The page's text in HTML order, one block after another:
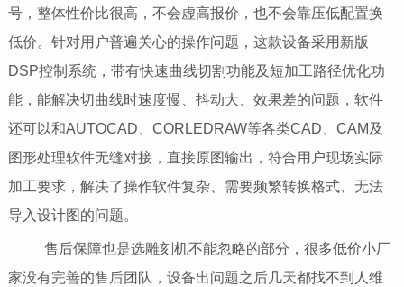
号，整体性价比很高，不会虚高报价，也不会靠压低配置换
低价。针对用户普遍关心的操作问题，这款设备采用新版
DSP控制系统，带有快速曲线切割功能及短加工路径优化功
能，能解决切曲线时速度慢、抖动大、效果差的问题，软件
还可以和AUTOCAD、CORLEDRAW等各类CAD、CAM及
图形处理软件无缝对接，直接原图输出，符合用户现场实际
加工要求，解决了操作软件复杂、需要频繁转换格式、无法
导入设计图的问题。
售后保障也是选雕刻机不能忽略的部分，很多低价小厂
家没有完善的售后团队，设备出问题之后几天都找不到人维